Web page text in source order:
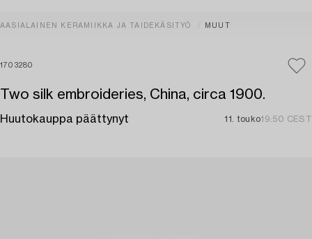
AASIALAINEN KERAMIIKKA JA TAIDEKÄSITYÖ MUUT
1703280
Two silk embroideries, China, circa 1900.
Huutokauppa päättynyt 11. touko19:50 CEST